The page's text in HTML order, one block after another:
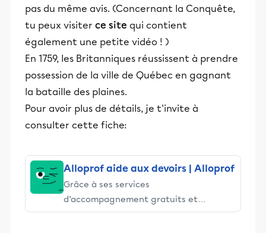
pas du même avis. (Concernant la Conquête,
tu peux visiter ce site qui contient
également une petite vidéo ! )
En 1759, les Britanniques réussissent à prendre
possession de la ville de Québec en gagnant
la bataille des plaines.
Pour avoir plus de détails, je t'invite à
consulter cette fiche:
Alloprof aide aux devoirs | Alloprof
Grâce à ses services
d’accompagnement gratuits et
stimulants, Alloprof engage les élèves